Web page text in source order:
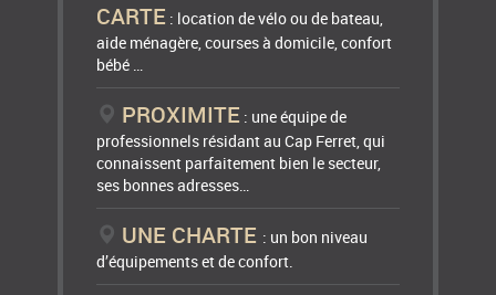
CARTE : location de vélo ou de bateau,
aide ménagère, courses à domicile, confort
bébé …
PROXIMITE : une équipe de
professionnels résidant au Cap Ferret, qui
connaissent parfaitement bien le secteur,
ses bonnes adresses…
UNE CHARTE : un bon niveau
d’équipements et de confort.